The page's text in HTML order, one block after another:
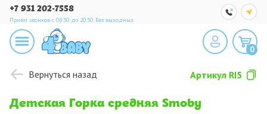
+7 931 202-7558
Приём звонков с 08:30 до 20:30 Без выходных
0
Вернуться назад Артикул RI5
Детская Горка средняя Smoby